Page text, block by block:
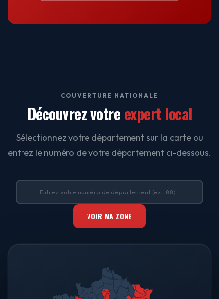
COUVERTURE NATIONALE
Découvrez votre expert local
Sélectionnez votre département sur la carte ou
entrez le numéro de votre département ci-dessous.
VOIR MA ZONE